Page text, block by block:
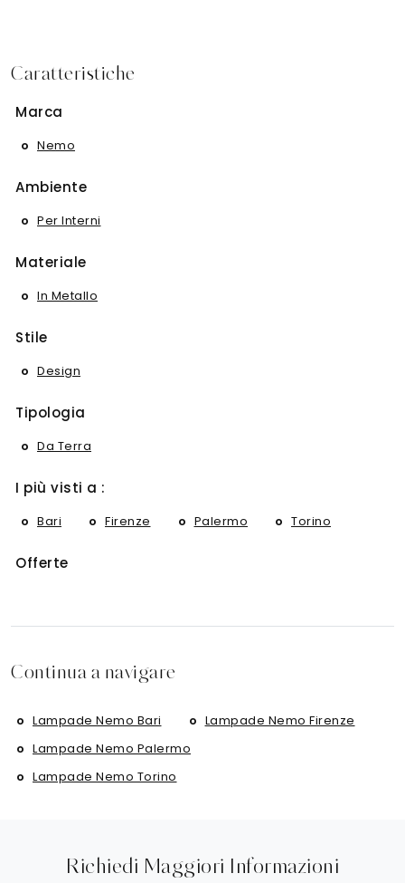
Caratteristiche
Marca
Nemo
Ambiente
Per Interni
Materiale
In Metallo
Stile
Design
Tipologia
Da Terra
I più visti a :
Bari Firenze Palermo Torino
Offerte
Continua a navigare
Lampade Nemo Bari
Lampade Nemo Firenze
Lampade Nemo Palermo
Lampade Nemo Torino
Richiedi Maggiori Informazioni